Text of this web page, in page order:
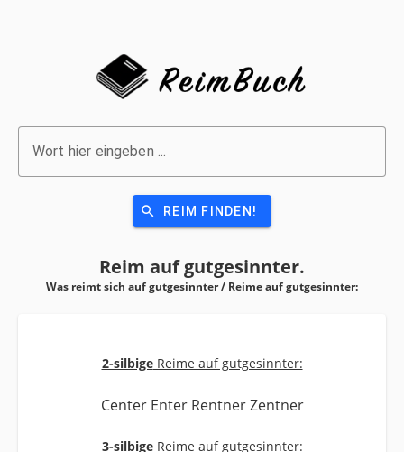
Wort hier eingeben ...
search REIM FINDEN!
Reim aufgutgesinnter.
Was reimt sich auf gutgesinnter / Reime aufgutgesinnter:
2-silbigeReime auf gutgesinnter:
Center Enter Rentner Zentner
3-silbigeReime auf gutgesinnter: